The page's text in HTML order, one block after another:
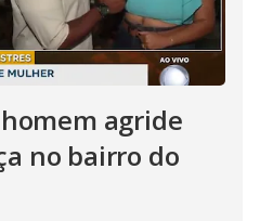
agride
no bairro do